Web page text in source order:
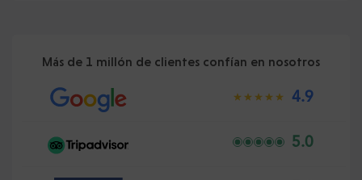
Más de 1 millón de clientes confían en nosotros
4.9
5.0